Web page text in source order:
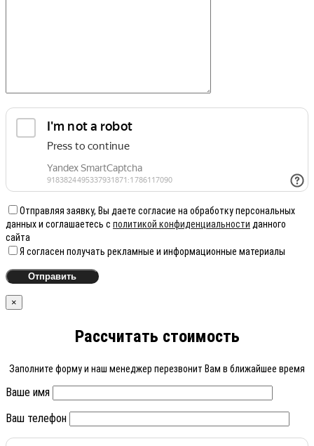
Отправляя заявку, Вы даете согласие на обработку персональных
данных и соглашаетесь с политикой конфиденциальности данного
сайта
Я согласен получать рекламные и информационные материалы
×
Рассчитать стоимость
Заполните форму и наш менеджер перезвонит Вам в ближайшее время
Ваше имя
Ваш телефон